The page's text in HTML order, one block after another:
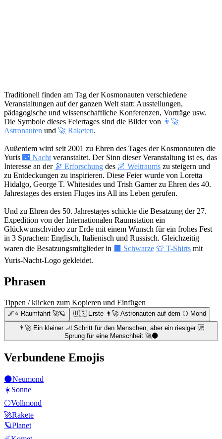
Traditionell finden am Tag der Kosmonauten verschiedene
Veranstaltungen auf der ganzen Welt statt: Ausstellungen,
pädagogische und wissenschaftliche Konferenzen, Vorträge usw.
Die Symbole dieses Feiertages sind die Bilder von 👨‍🚀
Astronauten und 🚀 Raketen.
Außerdem wird seit 2001 zu Ehren des Tages der Kosmonauten die
Yuris 🌃 Nacht veranstaltet. Der Sinn dieser Veranstaltung ist es, das
Interesse an der 🔭 Erforschung des 🌌 Weltraums zu steigern und
zu Entdeckungen zu inspirieren. Diese Feier wurde von Loretta
Hidalgo, George T. Whitesides und Trish Garner zu Ehren des 40.
Jahrestages des ersten Fluges ins All ins Leben gerufen.
Und zu Ehren des 50. Jahrestages schickte die Besatzung der 27.
Expedition von der Internationalen Raumstation ein
Glückwunschvideo zur Erde mit einem Wunsch für ein frohes Fest
in 3 Sprachen: Englisch, Italienisch und Russisch. Gleichzeitig
waren die Besatzungsmitglieder in
⬛ Schwarze 👕 T-Shirts mit
Yuris-Nacht-Logo gekleidet.
Phrasen
Tippen / klicken zum Kopieren und Einfügen
🌌⭐ Raumfahrt 🚀🪐
🇺🇸 Erste 👨‍🚀 Astronauten auf dem 🌕 Mond
👨‍🚀 Ein kleiner 🦶 Schritt für den Menschen, aber ein riesiger 🆙
Sprung für eine Menschheit 🚀🌑
Verbundene Emojis
🌑Neumond
☀️Sonne
🌕Vollmond
🚀Rakete
🪐Planet